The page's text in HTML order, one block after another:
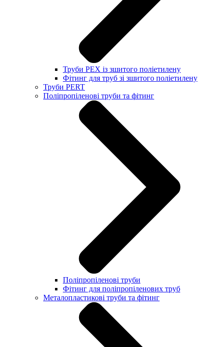
Труби PEX із зшитого поліетилену
Фітинг для труб зі зшитого поліетилену
Труби PERT
Поліпропіленові труби та фітинг
Поліпропіленові труби
Фітинг для поліпропіленових труб
Металопластикові труби та фітинг